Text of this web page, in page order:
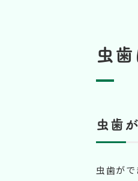
虫
虫歯
虫歯が